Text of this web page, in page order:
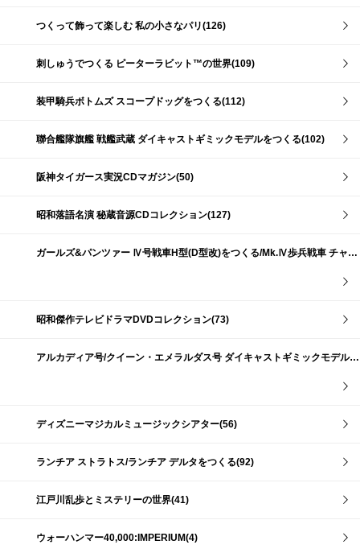
つくって飾って楽しむ 私の小さなパリ(126)
刺しゅうでつくる ピーターラビット™の世界(109)
装甲騎兵ボトムズ スコープドッグをつくる(112)
聯合艦隊旗艦 戦艦武蔵 ダイキャストギミックモデルをつくる(102)
阪神タイガース実況CDマガジン(50)
昭和落語名演 秘蔵音源CDコレクション(127)
ガールズ&パンツァー Ⅳ号戦車H型(D型改)をつくる/Mk.Ⅳ歩兵戦車 チャーチルMk.Ⅶをつくる(191)
昭和傑作テレビドラマDVDコレクション(73)
アルカディア号/クイーン・エメラルダス号 ダイキャストギミックモデルをつくる(159)
ディズニーマジカルミュージックシアター(56)
ランチア ストラトス/ランチア デルタをつくる(92)
江戸川乱歩とミステリーの世界(41)
ウォーハンマー40,000:IMPERIUM(4)